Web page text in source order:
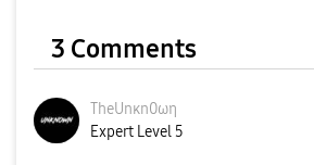
3 Comments
TheUnκn0ωη
Expert Level 5